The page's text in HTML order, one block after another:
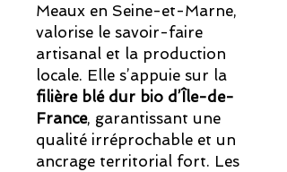
Meaux en Seine-et-Marne,
valorise le savoir-faire
artisanal et la production
locale. Elle s’appuie sur la
filière blé dur bio d’Île-de-
France, garantissant une
qualité irréprochable et un
ancrage territorial fort. Les